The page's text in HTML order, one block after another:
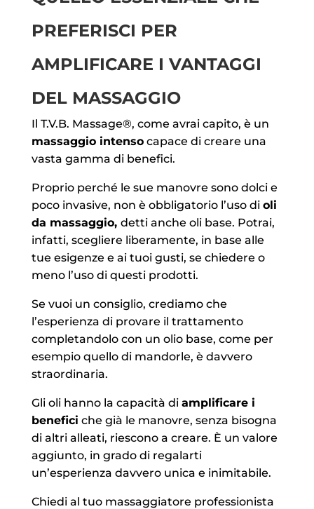
PREFERISCI PER
AMPLIFICARE I VANTAGGI
DEL MASSAGGIO
Il T.V.B. Massage®, come avrai capito, è un
massaggio intensocapace di creare una
vasta gamma di benefici.
Proprio perché le sue manovre sono dolci e
poco invasive, non è obbligatorio l’uso di oli
da massaggio, detti anche oli base. Potrai,
infatti, scegliere liberamente, in base alle
tue esigenze e ai tuoi gusti, se chiedere o
meno l’uso di questi prodotti.
Se vuoi un consiglio, crediamo che
l’esperienza di provare il trattamento
completandolo con un olio base, come per
esempio quello di mandorle, è davvero
straordinaria.
Gli oli hanno la capacità di amplificare i
benefici che già le manovre, senza bisogna
di altri alleati, riescono a creare. È un valore
aggiunto, in grado di regalarti
un’esperienza davvero unica e inimitabile.
Chiedi al tuo massaggiatore professionista